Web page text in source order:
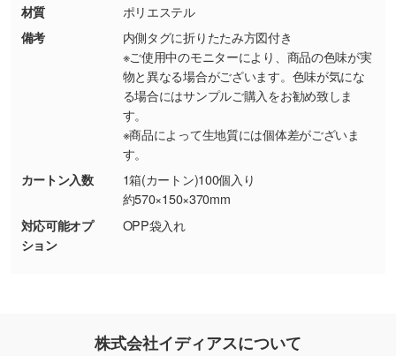
・持っているデータの背景が足りない／塗り足
しの作り方が分からない
印刷したいデータが印刷範囲よりも小さい場
合、シンプルな色・柄の背景であれば拡張が可
詳しく見る
・デザインにQRコードを入れたい／QRコード
を生成してほしい
URLをご指定いただければ、QRコードを生成
いたします。配置のご相談にも応じています。
→
材質
ポリエステル
備考
内側タグに折りたたみ方図付き
※ご使用中のモニターにより、商品の色味が実
物と異なる場合がございます。色味が気にな
る場合にはサンプルご購入をお勧め致しま
す。
※商品によって生地質には個体差がございま
す。
カートン入数
1箱(カートン)100個入り
約570×150×370mm
対応可能オプ
ション
OPP袋入れ
株式会社イディアスについて